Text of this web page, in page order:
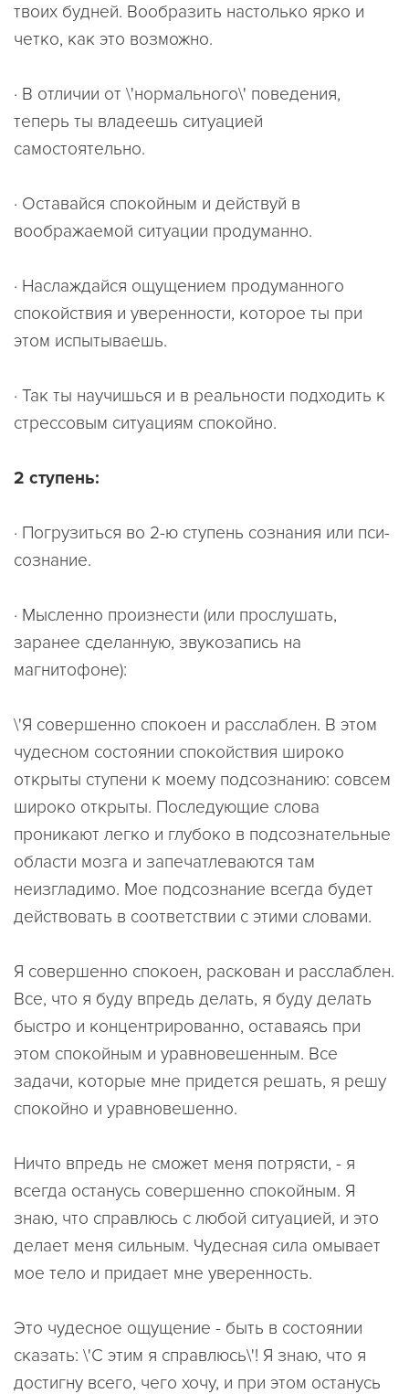
твоих будней. Вообразить настолько ярко и
четко, как это возможно.
· В отличии от \'нормального\' поведения,
теперь ты владеешь ситуацией
самостоятельно.
· Оставайся спокойным и действуй в
воображаемой ситуации продуманно.
· Наслаждайся ощущением продуманного
спокойствия и уверенности, которое ты при
этом испытываешь.
· Так ты научишься и в реальности подходить к
стрессовым ситуациям спокойно.
2 ступень:
· Погрузиться во 2-ю ступень сознания или пси-
сознание.
· Мысленно произнести (или прослушать,
заранее сделанную, звукозапись на
магнитофоне):
\'Я совершенно спокоен и расслаблен. В этом
чудесном состоянии спокойствия широко
открыты ступени к моему подсознанию: совсем
широко открыты. Последующие слова
проникают легко и глубоко в подсознательные
области мозга и запечатлеваются там
неизгладимо. Мое подсознание всегда будет
действовать в соответствии с этими словами.
Я совершенно спокоен, раскован и расслаблен.
Все, что я буду впредь делать, я буду делать
быстро и концентрированно, оставаясь при
этом спокойным и уравновешенным. Все
задачи, которые мне придется решать, я решу
спокойно и уравновешенно.
Ничто впредь не сможет меня потрясти, - я
всегда останусь совершенно спокойным. Я
знаю, что справлюсь с любой ситуацией, и это
делает меня сильным. Чудесная сила омывает
мое тело и придает мне уверенность.
Это чудесное ощущение - быть в состоянии
сказать: \'С этим я справлюсь\'! Я знаю, что я
достигну всего, чего хочу, и при этом останусь